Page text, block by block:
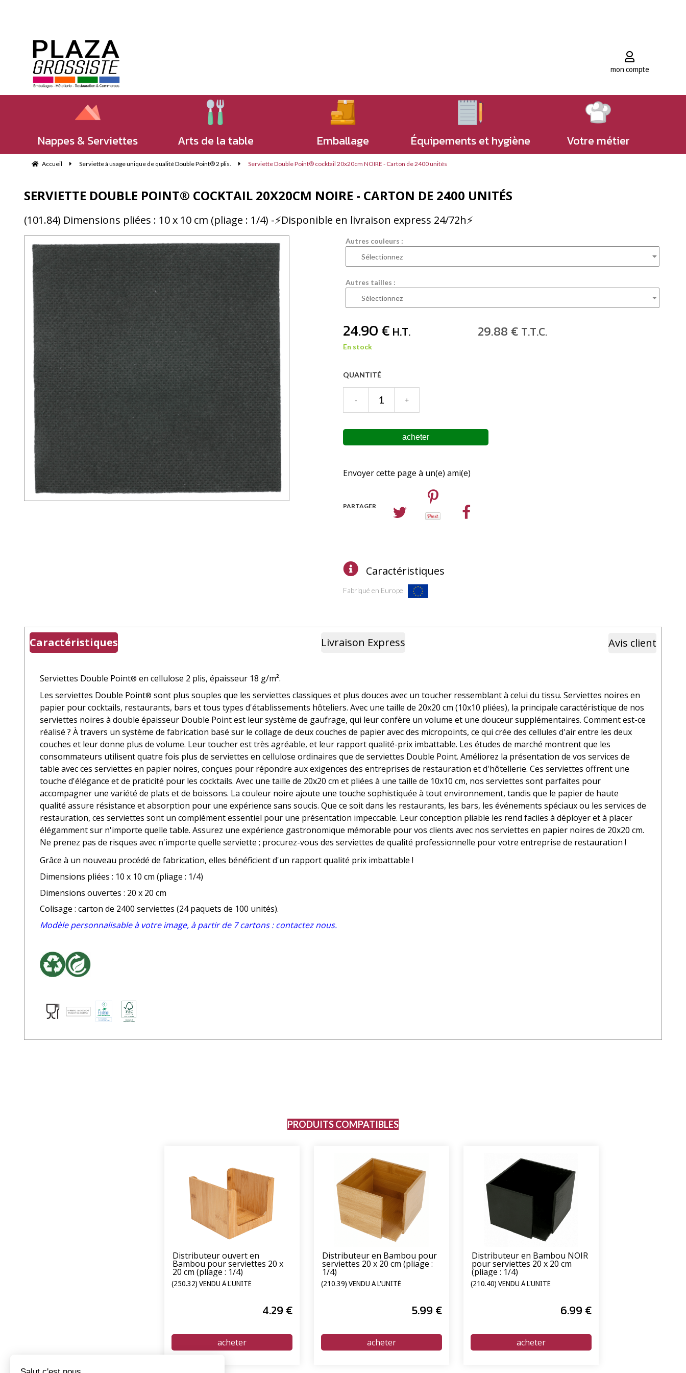
mon compte
Nappes & Serviettes Arts de la table Emballage Équipements et hygiène Votre métier
Accueil Serviette à usage unique de qualité Double Point® 2 plis. Serviette Double Point® cocktail 20x20cm NOIRE - Carton de 2400 unités
SERVIETTE DOUBLE POINT® COCKTAIL 20X20CM NOIRE - CARTON DE 2400 UNITÉS
(101.84) Dimensions pliées : 10 x 10 cm (pliage : 1/4) -⚡Disponible en livraison express 24/72h⚡
Autres couleurs :
Autres tailles :
24.90€ H.T. 29.88 € T.T.C.
En stock
QUANTITÉ
Envoyer cette page à un(e) ami(e)
PARTAGER
Caractéristiques
Fabriqué en Europe
Caractéristiques Livraison Express Avis client
Serviettes Double Point® en cellulose 2 plis, épaisseur 18 g/m².
Les serviettes Double Point® sont plus souples que les serviettes classiques et plus douces avec un toucher ressemblant à celui du tissu. Serviettes noires en
papier pour cocktails, restaurants, bars et tous types d'établissements hôteliers. Avec une taille de 20x20 cm (10x10 pliées), la principale caractéristique de nos
serviettes noires à double épaisseur Double Point est leur système de gaufrage, qui leur confère un volume et une douceur supplémentaires. Comment est-ce
réalisé ? À travers un système de fabrication basé sur le collage de deux couches de papier avec des micropoints, ce qui crée des cellules d'air entre les deux
couches et leur donne plus de volume. Leur toucher est très agréable, et leur rapport qualité-prix imbattable. Les études de marché montrent que les
consommateurs utilisent quatre fois plus de serviettes en cellulose ordinaires que de serviettes Double Point. Améliorez la présentation de vos services de
table avec ces serviettes en papier noires, conçues pour répondre aux exigences des entreprises de restauration et d'hôtellerie. Ces serviettes offrent une
touche d'élégance et de praticité pour les cocktails. Avec une taille de 20x20 cm et pliées à une taille de 10x10 cm, nos serviettes sont parfaites pour
accompagner une variété de plats et de boissons. La couleur noire ajoute une touche sophistiquée à tout environnement, tandis que le papier de haute
qualité assure résistance et absorption pour une expérience sans soucis. Que ce soit dans les restaurants, les bars, les événements spéciaux ou les services de
restauration, ces serviettes sont un complément essentiel pour une présentation impeccable. Leur conception pliable les rend faciles à déployer et à placer
élégamment sur n'importe quelle table. Assurez une expérience gastronomique mémorable pour vos clients avec nos serviettes en papier noires de 20x20 cm.
Ne prenez pas de risques avec n'importe quelle serviette ; procurez-vous des serviettes de qualité professionnelle pour votre entreprise de restauration !
Grâce à un nouveau procédé de fabrication, elles bénéficient d'un rapport qualité prix imbattable !
Dimensions pliées : 10 x 10 cm (pliage : 1/4)
Dimensions ouvertes : 20 x 20 cm
Colisage : carton de 2400 serviettes (24 paquets de 100 unités).
Modèle personnalisable à votre image, à partir de 7 cartons : contactez nous.
PRODUITS COMPATIBLES
Distributeur ouvert en
Bambou pour serviettes 20 x
20 cm (pliage : 1/4)
(250.32) VENDU À L'UNITÉ
4.29 €
Distributeur en Bambou pour
serviettes 20 x 20 cm (pliage :
1/4)
(210.39) VENDU À L'UNITÉ
5.99 €
Distributeur en Bambou NOIR
pour serviettes 20 x 20 cm
(pliage : 1/4)
(210.40) VENDU À L'UNITÉ
6.99 €